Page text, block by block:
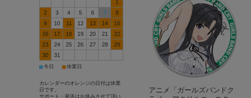
アニメ「ガールズバンドク
1
2
3 4 5 6 7
8
9
10 11 12 13 14
15
16
17 18 19 20 21
22
23
24 25 26 27 28
29
30
31
■今日 ■休業日
カレンダーのオレンジの日付は休業
日です。
サポート・発送はお休みさせて頂い